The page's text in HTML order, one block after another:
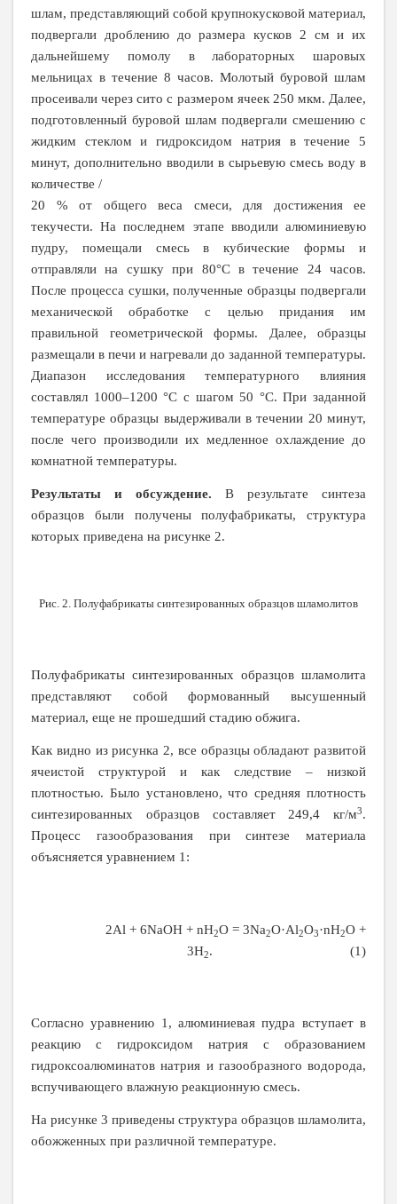
шлам, представляющий собой крупнокусковой материал,
подвергали дроблению до размера кусков 2 см и их
дальнейшему помолу в лабораторных шаровых
мельницах в течение 8 часов. Молотый буровой шлам
просеивали через сито с размером ячеек 250 мкм. Далее,
подготовленный буровой шлам подвергали смешению с
жидким стеклом и гидроксидом натрия в течение 5
минут, дополнительно вводили в сырьевую смесь воду в
количестве /
20 % от общего веса смеси, для достижения ее
текучести. На последнем этапе вводили алюминиевую
пудру, помещали смесь в кубические формы и
отправляли на сушку при 80°С в течение 24 часов.
После процесса сушки, полученные образцы подвергали
механической обработке с целью придания им
правильной геометрической формы. Далее, образцы
размещали в печи и нагревали до заданной температуры.
Диапазон исследования температурного влияния
составлял 1000–1200 °C с шагом 50 °С. При заданной
температуре образцы выдерживали в течении 20 минут,
после чего производили их медленное охлаждение до
комнатной температуры.
Результаты и обсуждение. В результате синтеза
образцов были получены полуфабрикаты, структура
которых приведена на рисунке 2.
Рис. 2. Полуфабрикаты синтезированных образцов шламолитов
Полуфабрикаты синтезированных образцов шламолита
представляют собой формованный высушенный
материал, еще не прошедший стадию обжига.
Как видно из рисунка 2, все образцы обладают развитой
ячеистой структурой и как следствие – низкой
плотностью. Было установлено, что средняя плотность
синтезированных образцов составляет 249,4 кг/м3.
Процесс газообразования при синтезе материала
объясняется уравнением 1:
2Al + 6NaOH + nH2O = 3Na2O·Al2O3·nH2O +
3H2. (1)
Согласно уравнению 1, алюминиевая пудра вступает в
реакцию с гидроксидом натрия с образованием
гидроксоалюминатов натрия и газообразного водорода,
вспучивающего влажную реакционную смесь.
На рисунке 3 приведены структура образцов шламолита,
обожженных при различной температуре.